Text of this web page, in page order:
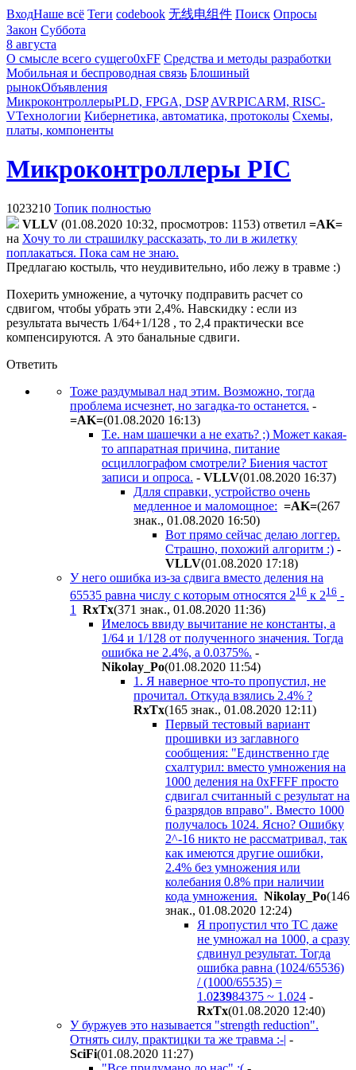
ВходНаше всё Теги codebook 无线电组件 Поиск Опросы
Закон Суббота
8 августа
О смысле всего сущего0xFF Средства и методы разработки
Мобильная и беспроводная связь Блошиный
рынокОбъявления
МикроконтроллерыPLD, FPGA, DSP AVRPICARM, RISC-
VТехнологии Кибернетика, автоматика, протоколы Схемы,
платы, компоненты
Микроконтроллеры PIC
1023210 Топик полностью
VLLV (01.08.2020 10:32, просмотров: 1153) ответил =AK=
на Хочу то ли страшилку рассказать, то ли в жилетку
поплакаться. Пока сам не знаю.
Предлагаю костыль, что неудивительно, ибо лежу в травме :)
Похерить умножение, а чуточку подправить расчет со
сдвигом, чтобы убрать эти 2,4%. Навскидку : если из
результата вычесть 1/64+1/128 , то 2,4 практически все
компенсируются. А это банальные сдвиги.
Ответить
Тоже раздумывал над этим. Возможно, тогда
проблема исчезнет, но загадка-то останется. -
=AK=(01.08.2020 16:13)
Т.е. нам шашечки а не ехать? ;) Может какая-
то аппаратная причина, питание
осциллографом смотрели? Биения частот
записи и опроса. - VLLV(01.08.2020 16:37)
Длля справки, устройство очень
медленное и маломощное: =AK=(267
знак., 01.08.2020 16:50)
Вот прямо сейчас делаю логгер.
Страшно, похожий алгоритм :) -
VLLV(01.08.2020 17:18)
У него ошибка из-за сдвига вместо деления на
65535 равна числу с которым относятся 216 к 216 -
1
RxTx(371 знак., 01.08.2020 11:36)
Имелось ввиду вычитание не константы, а
1/64 и 1/128 от полученного значения. Тогда
ошибка не 2.4%, а 0.0375%. -
Nikolay_Po(01.08.2020 11:54)
1. Я наверное что-то пропустил, не
прочитал. Откуда взялись 2.4% ?
RxTx(165 знак., 01.08.2020 12:11)
Первый тестовый вариант
прошивки из заглавного
сообщения: "Единственно где
схалтурил: вместо умножения на
1000 деления на 0xFFFF просто
сдвигал считанный с результат на
6 разрядов вправо". Вместо 1000
получалось 1024. Ясно? Ошибку
2^-16 никто не рассматривал, так
как имеются другие ошибки,
2.4% без умножения или
колебания 0.8% при наличии
кода умножения. Nikolay_Po(146
знак., 01.08.2020 12:24)
Я пропустил что ТС даже
не умножал на 1000, а сразу
сдвинул результат. Тогда
ошибка равна (1024/65536)
/ (1000/65535) =
1.023984375 ~ 1.024 -
RxTx(01.08.2020 12:40)
У буржуев это называется "strength reduction".
Отнять силу, практицки та же травма :-| -
SciFi(01.08.2020 11:27)